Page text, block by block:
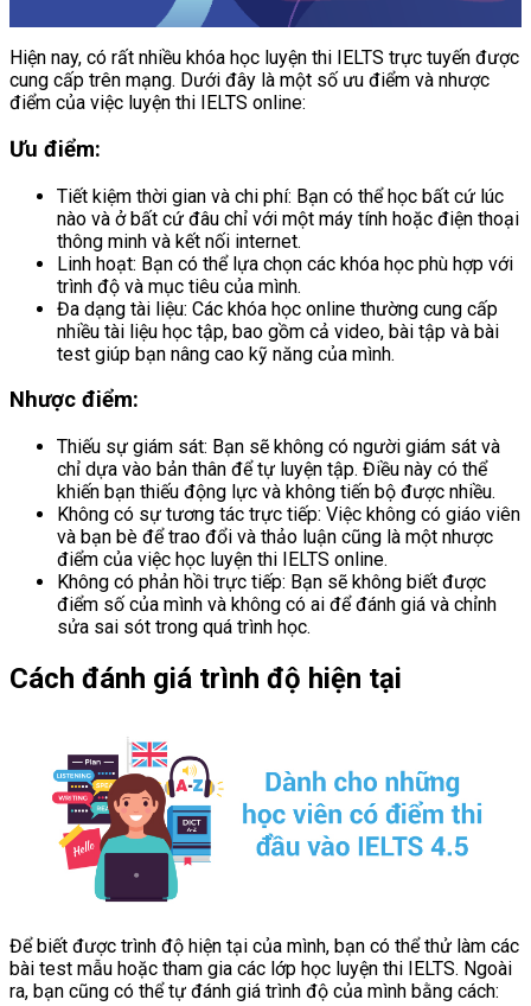
Hiện nay, có rất nhiều khóa học luyện thi IELTS trực tuyến được
cung cấp trên mạng. Dưới đây là một số ưu điểm và nhược
điểm của việc luyện thi IELTS online:
Ưu điểm:
Tiết kiệm thời gian và chi phí: Bạn có thể học bất cứ lúc
nào và ở bất cứ đâu chỉ với một máy tính hoặc điện thoại
thông minh và kết nối internet.
Linh hoạt: Bạn có thể lựa chọn các khóa học phù hợp với
trình độ và mục tiêu của mình.
Đa dạng tài liệu: Các khóa học online thường cung cấp
nhiều tài liệu học tập, bao gồm cả video, bài tập và bài
test giúp bạn nâng cao kỹ năng của mình.
Nhược điểm:
Thiếu sự giám sát: Bạn sẽ không có người giám sát và
chỉ dựa vào bản thân để tự luyện tập. Điều này có thể
khiến bạn thiếu động lực và không tiến bộ được nhiều.
Không có sự tương tác trực tiếp: Việc không có giáo viên
và bạn bè để trao đổi và thảo luận cũng là một nhược
điểm của việc học luyện thi IELTS online.
Không có phản hồi trực tiếp: Bạn sẽ không biết được
điểm số của mình và không có ai để đánh giá và chỉnh
sửa sai sót trong quá trình học.
Cách đánh giá trình độ hiện tại
Để biết được trình độ hiện tại của mình, bạn có thể thử làm các
bài test mẫu hoặc tham gia các lớp học luyện thi IELTS. Ngoài
ra, bạn cũng có thể tự đánh giá trình độ của mình bằng cách: